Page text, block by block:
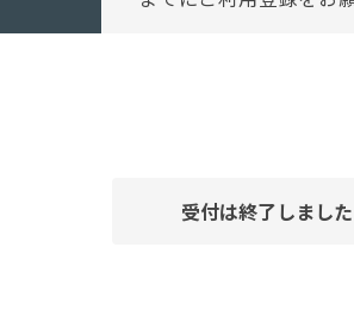
受付は終了しました